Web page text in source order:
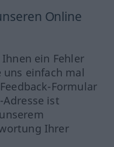
Online
ein Fehler
einfach mal
Formular
Adresse ist
Ihrer